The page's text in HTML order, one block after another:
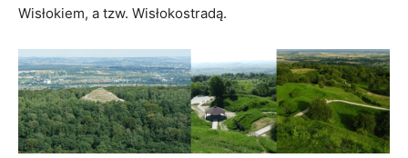
Wisłokiem, a tzw. Wisłokostradą.